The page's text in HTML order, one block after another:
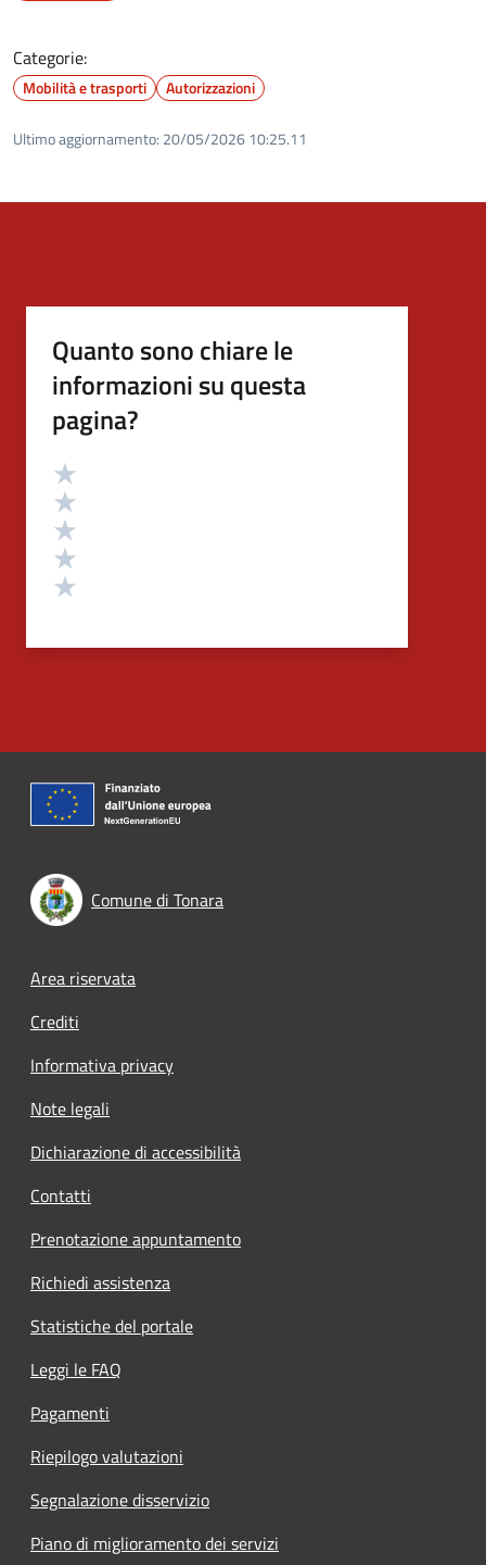
Categorie:
Mobilità e trasporti Autorizzazioni
Ultimo aggiornamento: 20/05/2026 10:25.11
Quanto sono chiare le
informazioni su questa
pagina?
Valutazione
Comune di Tonara
Footer menu
Area riservata
Crediti
Informativa privacy
Note legali
Dichiarazione di accessibilità
Contatti
Prenotazione appuntamento
Richiedi assistenza
Statistiche del portale
Leggi le FAQ
Pagamenti
Riepilogo valutazioni
Segnalazione disservizio
Piano di miglioramento dei servizi